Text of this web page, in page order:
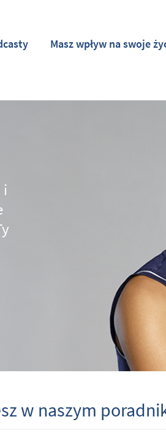
Masz wpływ na swoje
i
w naszym